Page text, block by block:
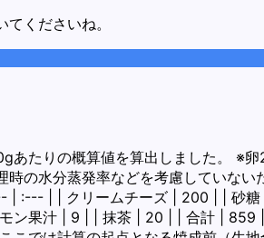
くださいね。
あたりの概算値を算出しました。 ※
の水分蒸発率などを考慮していな
:--- | | クリームチーズ | 200 | | 砂
果汁 | 9 | | 抹茶 | 20 | | 合計 | 859